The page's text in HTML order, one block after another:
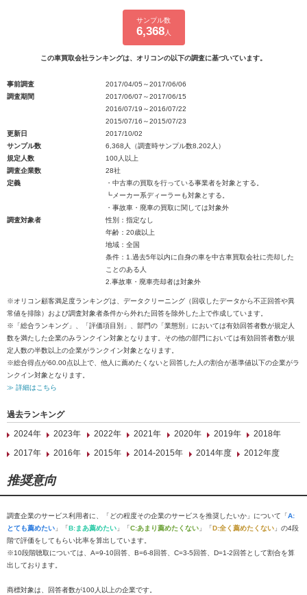
サンプル数
6,368人
この車買取会社ランキングは、オリコンの以下の調査に基づいています。
事前調査
2017/04/05～2017/06/06
調査期間
2017/06/07～2017/06/15
2016/07/19～2016/07/22
2015/07/16～2015/07/23
更新日
2017/10/02
サンプル数
6,368人（調査時サンプル数8,202人）
規定人数
100人以上
調査企業数
28社
定義
・中古車の買取を行っている事業者を対象とする。
┗メーカー系ディーラーも対象とする。
・事故車・廃車の買取に関しては対象外
調査対象者
性別：指定なし
年齢：20歳以上
地域：全国
条件：1.過去5年以内に自身の車を中古車買取会社に売却した
ことのある人
2.事故車・廃車売却者は対象外
※オリコン顧客満足度ランキングは、データクリーニング（回収したデータから不正回答や異
常値を排除）および調査対象者条件から外れた回答を除外した上で作成しています。
※「総合ランキング」、「評価項目別」、部門の「業態別」においては有効回答者数が規定人
数を満たした企業のみランクイン対象となります。その他の部門においては有効回答者数が規
定人数の半数以上の企業がランクイン対象となります。
※総合得点が60.00点以上で、他人に薦めたくないと回答した人の割合が基準値以下の企業がラ
ンクイン対象となります。
≫ 詳細はこちら
過去ランキング
2024年
2023年 2022年 2021年 2020年 2019年
2018年
2017年
2016年 2015年 2014-2015年 2014年度 2012年度
推奨意向
調査企業のサービス利用者に、「どの程度その企業のサービスを推奨したいか」について「A:
とても薦めたい 」「B:まあ薦めたい 」「C:あまり薦めたくない 」「D:全く薦めたくない 」の4段
階で評価をしてもらい比率を算出しています。
※10段階聴取については、A=9-10回答、B=6-8回答、C=3-5回答、D=1-2回答として割合を算
出しております。
商標対象は、回答者数が100人以上の企業です。